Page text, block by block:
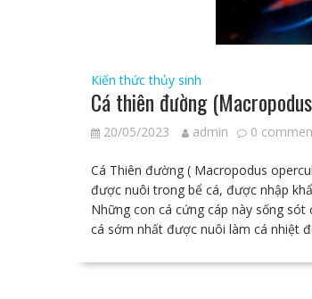
Kiến thức thủy sinh
Cá thiên đường
20/05/2023 admin 0
Cá Thiên đường ( Macropodus
được nuôi trong bể cá, được nhập
Những con cá cứng cáp này sống
cá sớm nhất được nuôi làm cá nhiệt